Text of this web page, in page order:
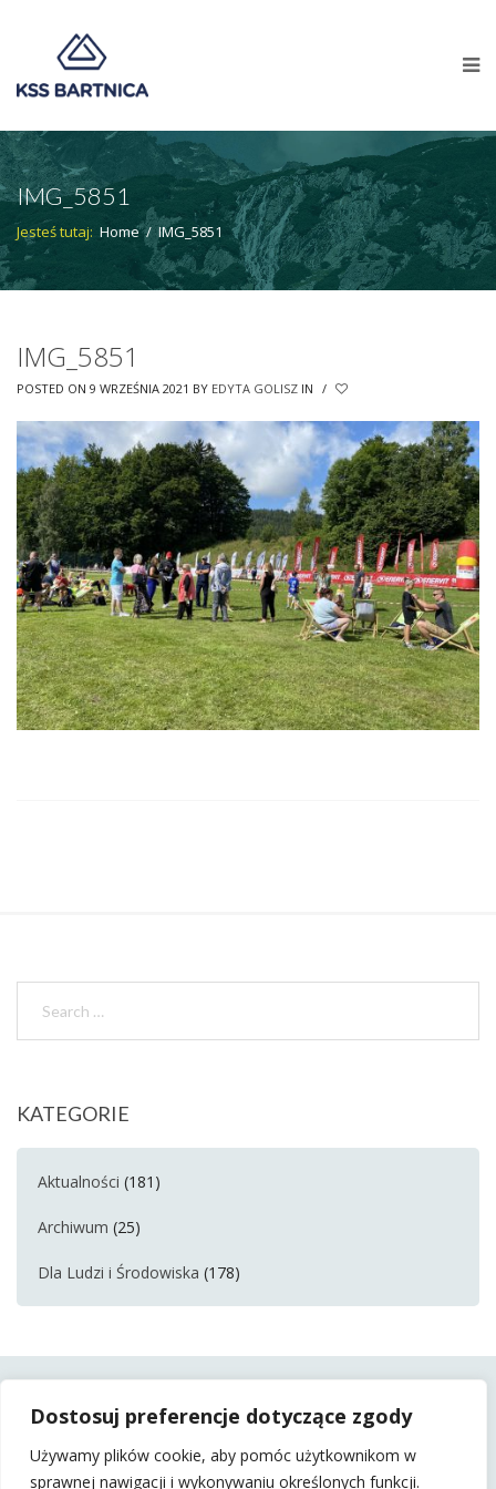
Dostosuj preferencje dotyczące zgody
Używamy plików cookie, aby pomóc użytkownikom w
sprawnej nawigacji i wykonywaniu określonych funkcji.
IMG_5851
Jesteś tutaj: Home / IMG_5851
IMG_5851
POSTED ON 9 WRZEŚNIA 2021 BY EDYTA GOLISZ IN /
KATEGORIE
Aktualności (181)
Archiwum (25)
Dla Ludzi i Środowiska (178)